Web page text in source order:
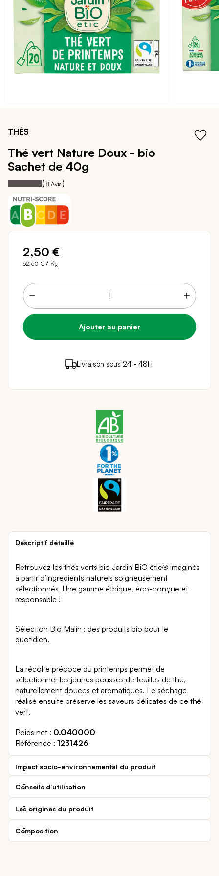
début
Galerie
THÉS
Thé vert Nature Doux - bio
Sachet de 40g
Notation: 100
% of 100
( 8 Avis )
2,50 €
62,50 € / Kg
2 points de fidélité ( 0,04 € )
en achetant ce
Livraison sous 24 - 48H
Paiement sécurisé
Descriptif détaillé
Retrouvez les thés verts bio Jardin BiO étic® imaginés
à partir d’ingrédients naturels soigneusement
sélectionnés. Une gamme éthique, éco-conçue et
responsable !
Sélection Bio Malin : des produits bio pour le
quotidien.
La récolte précoce du printemps permet de
sélectionner les jeunes pousses de feuilles de thé,
naturellement douces et aromatiques. Le séchage
réalisé ensuite préserve les saveurs délicates de ce thé
vert.
Poids net
0.040000
Référence
1231426
Impact socio-environnemental du produit
Conseils d’utilisation
Les origines du produit
Composition